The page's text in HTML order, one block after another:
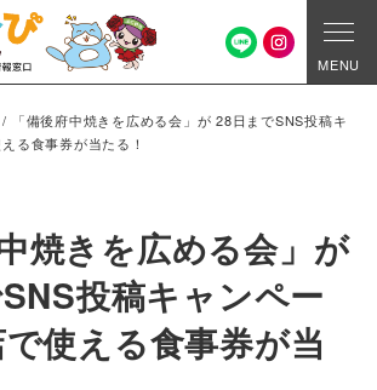
MENU
/
「備後府中焼きを広める会」が 28日までSNS投稿キ
る食事券が当たる！
焼きを広める会」が
投稿キャンペー
使える食事券が当